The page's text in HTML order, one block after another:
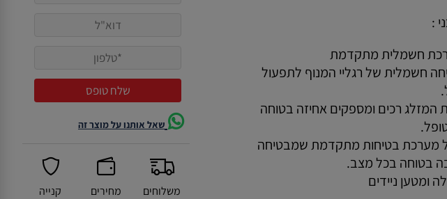
:
חשמלית מתקדמת
חשמלית של רגליי המנוף לתפעול
המזלג רכים ומספקים אחיזה בטוחה
מערכת בטיחות מתקדמת שמבטיחה
בטוחה בכל מצב.
ומטען ניידים
שאל אותנו על מוצר זה
משלוחים
מחירים
קנייה